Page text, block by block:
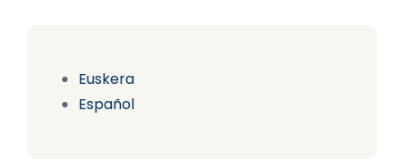
Euskera
Español